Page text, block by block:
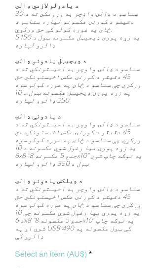
د یادولو لازمي ډالۍ
ستاسو د ډالۍ واؤچر به وړونکي ته د 30
دقیقو د کورنۍ عکسونو لپاره ستاسو د
ځای په غوره کولو کې حق ورکړي.
5 په زړه پوری ډیجیټل عکسونه ټول د 150
ډالرو لپاره
د ډیجیټل یادونو ډالۍ
ستاسو د ډالۍ واوچر به اخیستونکي ته د
45 دقیقو د کورنۍ عکس اخیستونکي حق
ورکړي چې ستاسو د ځای په غوره کولو سره
10 په زړه پوری ډیجیټل عکسونه ټول د
250 ډالرو لپاره
د یادونې ډالۍ
ستاسو د ډالۍ واوچر به اخیستونکي ته د
45 دقیقو د کورنۍ عکس اخیستونکي حق
ورکړي چې ستاسو د ځای په غوره کولو سره
10 په زړه پورې بیا رغول شوي عکسونه د
6x8 "جمع 5 عکسونه 8x10" په توګه چاپ شوي
ټول د 350 ډالرو لپاره
د ډیلکس یادونو ډالۍ
ستاسو د ډالۍ واوچر به اخیستونکي ته د
45 دقیقو د کورنۍ عکس اخیستونکي حق
ورکړي چې ستاسو د ځای په غوره کولو سره
10 په زړه پورې بیا رغول شوي عکسونه چې
د 6x8 "جمع 5 عکسونه 8x10" په توګه چاپ
شوي او په USB کې ټول عکسونه په 490
ډالرو کې
Select an item (AU$) *